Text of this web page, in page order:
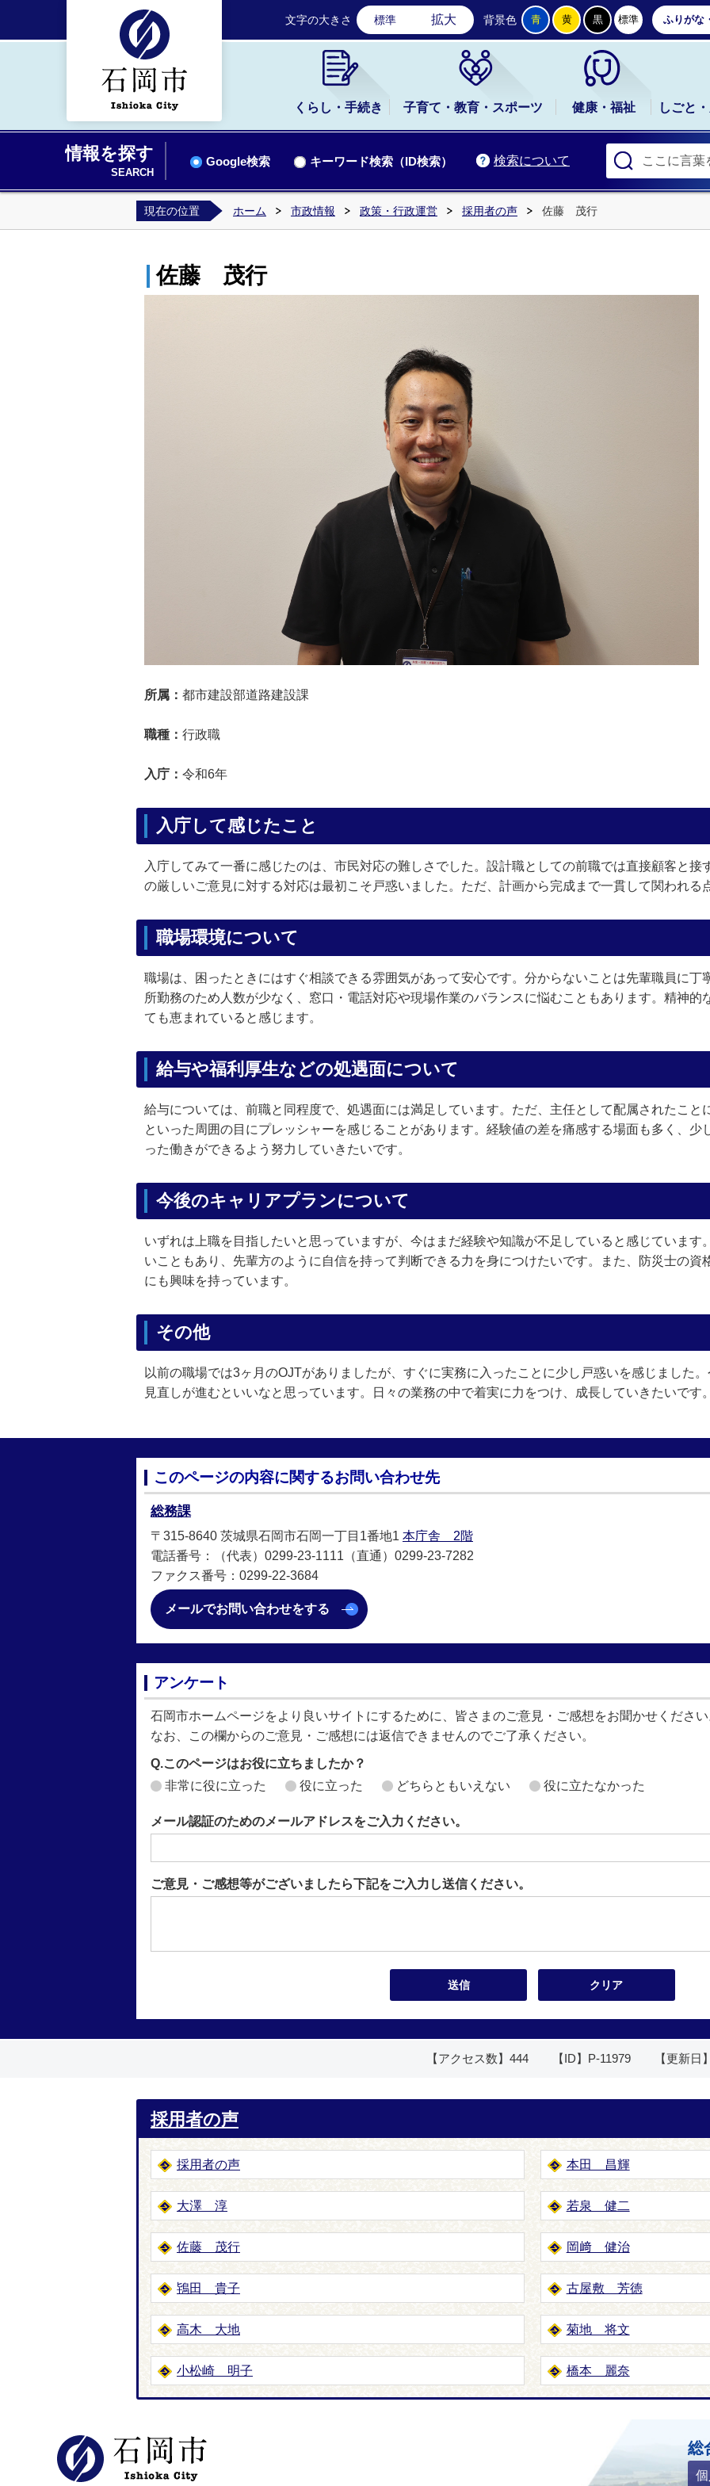
石岡市公式ホームページ
文字の大きさ 標準 拡大 背景色 青 黄 黒 標準 ふりがな
くらし・手続き 子育て・教育・スポーツ 健康・福祉 しごと
情報を探す
SEARCH
検索について
Google検索 キーワード検索（ID検索）
現在の位置 ホーム 市政情報 政策・行政運営 採用者の声 佐藤 茂行
佐藤 茂行
所属： 都市建設部道路建設課
職種： 行政職
入庁： 令和6年
入庁して感じたこと
入庁してみて一番に感じたのは、市民対応の難しさでした。設計職としての前職では直接顧客と
の厳しいご意見に対する対応は最初こそ戸惑いました。ただ、計画から完成まで一貫して関われる
職場環境について
職場は、困ったときにはすぐ相談できる雰囲気があって安心です。分からないことは先輩職員に丁
所勤務のため人数が少なく、窓口・電話対応や現場作業のバランスに悩むこともあります。精神的
ても恵まれていると感じます。
給与や福利厚生などの処遇面について
給与については、前職と同程度で、処遇面には満足しています。ただ、主任として配属されたこと
といった周囲の目にプレッシャーを感じることがあります。経験値の差を痛感する場面も多く、少
った働きができるよう努力していきたいです。
今後のキャリアプランについて
いずれは上職を目指したいと思っていますが、今はまだ経験や知識が不足していると感じています
いこともあり、先輩方のように自信を持って判断できる力を身につけたいです。また、防災士の資
にも興味を持っています。
その他
以前の職場では3ヶ月のOJTがありましたが、すぐに実務に入ったことに少し戸惑いを感じました
見直しが進むといいなと思っています。日々の業務の中で着実に力をつけ、成長していきたいです
このページの内容に関するお問い合わせ先
総務課
〒315-8640 茨城県石岡市石岡一丁目1番地1 本庁舎 2階
電話番号：（代表）0299-23-1111（直通）0299-23-7282
ファクス番号：0299-22-3684
メールでお問い合わせをする
アンケート
石岡市ホームページをより良いサイトにするために、皆さまのご意見・ご感想をお聞かせくださ
なお、この欄からのご意見・ご感想には返信できませんのでご了承ください。
Q.このページはお役に立ちましたか？
非常に役に立った
役に立った どちらともいえない 役に立たなかった
メール認証のためのメールアドレスをご入力ください。
ご意見・ご感想等がございましたら下記をご入力し送信ください。
【アクセス数】 444 【ID】 P-11979 【更新日
採用者の声
採用者の声 本田 昌輝
大澤 淳 若泉 健二
佐藤 茂行 岡﨑 健治
鴇田 貴子 古屋敷 芳徳
高木 大地 菊地 将文
小松崎 明子 橋本 麗奈
総